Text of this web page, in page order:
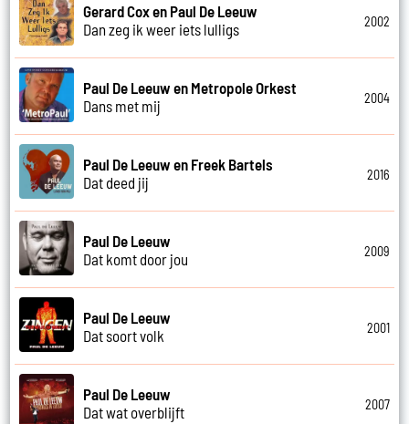
Gerard Cox en Paul De Leeuw
Dan zeg ik weer iets lulligs
2002
Paul De Leeuw en Metropole Orkest
Dans met mij
2004
Paul De Leeuw en Freek Bartels
Dat deed jij
2016
Paul De Leeuw
Dat komt door jou
2009
Paul De Leeuw
Dat soort volk
2001
Paul De Leeuw
Dat wat overblijft
2007